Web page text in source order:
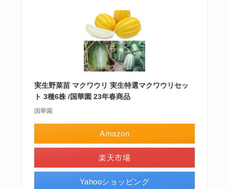
実生野菜苗 マクワウリ 実生特選マクワウリセッ
ト 3種6株 /国華園 23年春商品
国華園
Amazon
楽天市場
Yahooショッピング